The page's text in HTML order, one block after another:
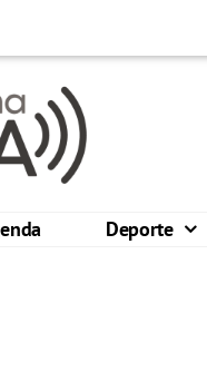
Deporte